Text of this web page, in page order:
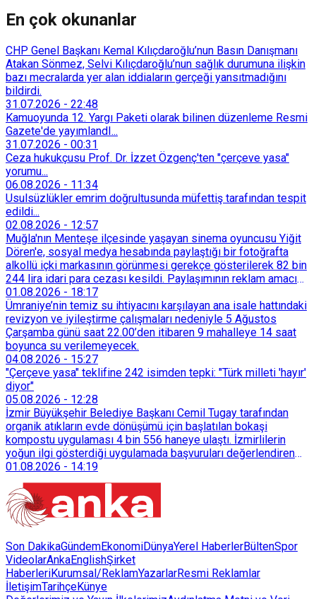
En çok okunanlar
CHP Genel Başkanı Kemal Kılıçdaroğlu’nun Basın Danışmanı
Atakan Sönmez, Selvi Kılıçdaroğlu’nun sağlık durumuna ilişkin
bazı mecralarda yer alan iddiaların gerçeği yansıtmadığını
bildirdi.
31.07.2026 - 22:48
Kamuoyunda 12. Yargı Paketi olarak bilinen düzenleme Resmi
Gazete'de yayımlandI...
31.07.2026 - 00:31
Ceza hukukçusu Prof. Dr. İzzet Özgenç'ten "çerçeve yasa"
yorumu...
06.08.2026 - 11:34
Usulsüzlükler emrim doğrultusunda müfettiş tarafından tespit
edildi...
02.08.2026 - 12:57
Muğla'nın Menteşe ilçesinde yaşayan sinema oyuncusu Yiğit
Dören'e, sosyal medya hesabında paylaştığı bir fotoğrafta
alkollü içki markasının görünmesi gerekçe gösterilerek 82 bin
244 lira idari para cezası kesildi. Paylaşımının reklam amacı
taşımadığını savunan Dören, cezanın iptali için yargıya
başvurdu.
01.08.2026 - 18:17
Ümraniye’nin temiz su ihtiyacını karşılayan ana isale hattındaki
revizyon ve iyileştirme çalışmaları nedeniyle 5 Ağustos
Çarşamba günü saat 22.00’den itibaren 9 mahalleye 14 saat
boyunca su verilemeyecek.
04.08.2026 - 15:27
"Çerçeve yasa" teklifine 242 isimden tepki: "Türk milleti 'hayır'
diyor"
05.08.2026 - 12:28
İzmir Büyükşehir Belediye Başkanı Cemil Tugay tarafından
organik atıkların evde dönüşümü için başlatılan bokaşi
kompostu uygulaması 4 bin 556 haneye ulaştı. İzmirlilerin
yoğun ilgi gösterdiği uygulamada başvuruları değerlendiren
Tarımsal Hizmetler Dairesi Başkanlığı, farklı ilçelerde toplam
128 bokaşi kompost eğitimi düzenleyerek İzmirlileri
sürdürülebilir atık yönetimi sistemine dahil etti.
01.08.2026 - 14:19
Son DakikaGündemEkonomiDünyaYerel HaberlerBültenSpor
VideolarAnkaEnglishŞirket
HaberleriKurumsal/ReklamYazarlarResmi Reklamlar
İletişimTarihçeKünye